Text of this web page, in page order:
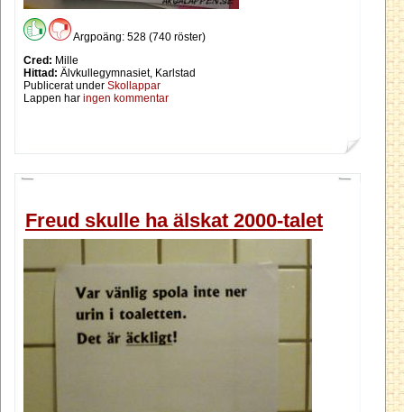
Argpoäng: 528 (740 röster)
Cred: Mille
Hittad: Älvkullegymnasiet, Karlstad
Publicerat under Skollappar
Lappen har ingen kommentar
Freud skulle ha älskat 2000-talet